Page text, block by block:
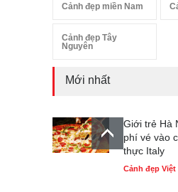
Cảnh đẹp miền Nam
Cảnh đẹp Tây
Nguyên
Mới nhất
Giới trẻ Hà
phí vé vào
thực Italy
Cảnh đẹp Việt